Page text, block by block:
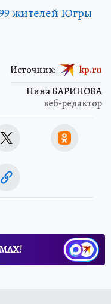
жителей Югры
Нина БАРИНОВА
веб-редактор
Источник: kp.ru